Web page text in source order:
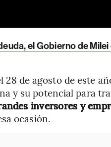
el Gobierno de
de agosto de este
y su potencial para
inversores y
ocasión.